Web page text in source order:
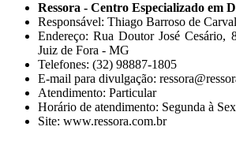
Ressora - Centro Especializado em
Responsável: Thiago Barroso de
Endereço: Rua Doutor José Cesário,
Juiz de Fora - MG
Telefones: (32) 98887-1805
E-mail para divulgação:
Atendimento: Particular
Horário de atendimento: Segunda à
Site: www.ressora.com.br